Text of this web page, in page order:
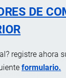
DE
registre ahora
formulario.
de flujo lateral
vomito del perro